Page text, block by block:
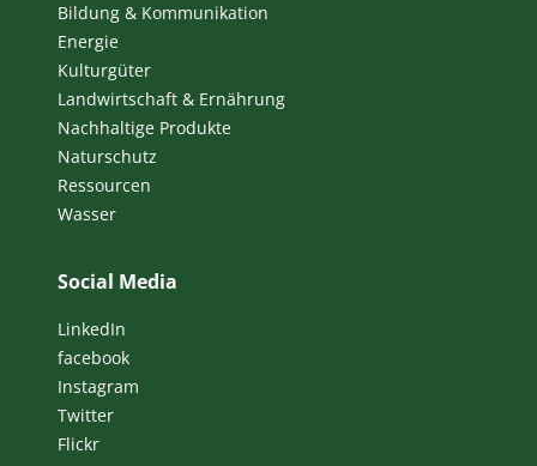
Bildung & Kommunikation
Energie
Kulturgüter
Landwirtschaft & Ernährung
Nachhaltige Produkte
Naturschutz
Ressourcen
Wasser
Social Media
LinkedIn
facebook
Instagram
Twitter
Flickr